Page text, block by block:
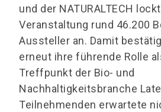
und der NATURALTECH
Veranstaltung rund 46.200
Aussteller an. Damit
erneut ihre führende Rolle
Treffpunkt der Bio- und
Nachhaltigkeitsbranche
Teilnehmenden erwartete